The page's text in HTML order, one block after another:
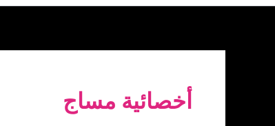
أخصائية مساج